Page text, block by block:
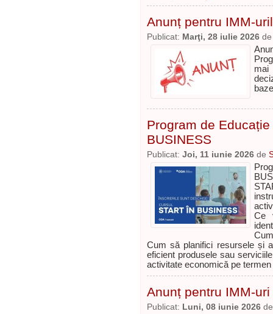
Anunț pentru IMM-
Publicat: Marţi, 28 iulie 2026
mai
Program de
BUSINESS
Publicat: Joi, 11 iunie 2026 de
Ce
Cum să planifici resursele și
eficient produsele sau
activitate economică pe
Anunț pentru IMM-uri
Publicat: Luni, 08 iunie 2026